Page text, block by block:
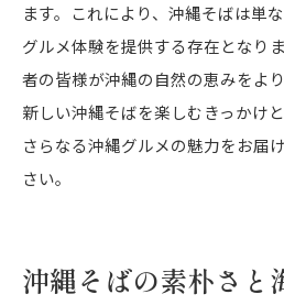
ます。これにより、沖縄そばは単
グルメ体験を提供する存在となり
者の皆様が沖縄の自然の恵みをよ
新しい沖縄そばを楽しむきっかけ
さらなる沖縄グルメの魅力をお届
さい。
沖縄そばの素朴さと